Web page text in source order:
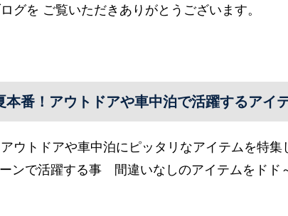
グを ご覧いただきありがとうございます。
本番！アウトドアや車中泊で活躍するアイ
ウトドアや車中泊にピッタリなアイテムを特集
ンで活躍する事 間違いなしのアイテムをドド